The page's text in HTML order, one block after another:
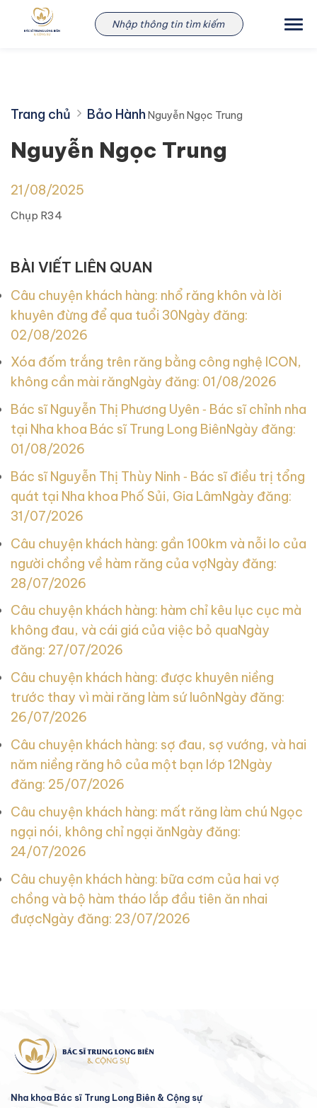
Nguyễn Ngọc Trung
Trang chủ Bảo Hành Nguyễn Ngọc Trung
Nguyễn Ngọc Trung
21/08/2025
Chụp R34
BÀI VIẾT LIÊN QUAN
Câu chuyện khách hàng: nhổ răng khôn và lời
khuyên đừng để qua tuổi 30Ngày đăng:
02/08/2026
Xóa đốm trắng trên răng bằng công nghệ ICON,
không cần mài răngNgày đăng: 01/08/2026
Bác sĩ Nguyễn Thị Phương Uyên ‑ Bác sĩ chỉnh nha
tại Nha khoa Bác sĩ Trung Long BiênNgày đăng:
01/08/2026
Bác sĩ Nguyễn Thị Thùy Ninh ‑ Bác sĩ điều trị tổng
quát tại Nha khoa Phố Sủi, Gia LâmNgày đăng:
31/07/2026
Câu chuyện khách hàng: gần 100km và nỗi lo của
người chồng về hàm răng của vợNgày đăng:
28/07/2026
Câu chuyện khách hàng: hàm chỉ kêu lục cục mà
không đau, và cái giá của việc bỏ quaNgày
đăng: 27/07/2026
Câu chuyện khách hàng: được khuyên niềng
trước thay vì mài răng làm sứ luônNgày đăng:
26/07/2026
Câu chuyện khách hàng: sợ đau, sợ vướng, và hai
năm niềng răng hô của một bạn lớp 12Ngày
đăng: 25/07/2026
Câu chuyện khách hàng: mất răng làm chú Ngọc
ngại nói, không chỉ ngại ănNgày đăng:
24/07/2026
Câu chuyện khách hàng: bữa cơm của hai vợ
chồng và bộ hàm tháo lắp đầu tiên ăn nhai
đượcNgày đăng: 23/07/2026
Nha khoa Bác sĩ Trung Long Biên & Cộng sự